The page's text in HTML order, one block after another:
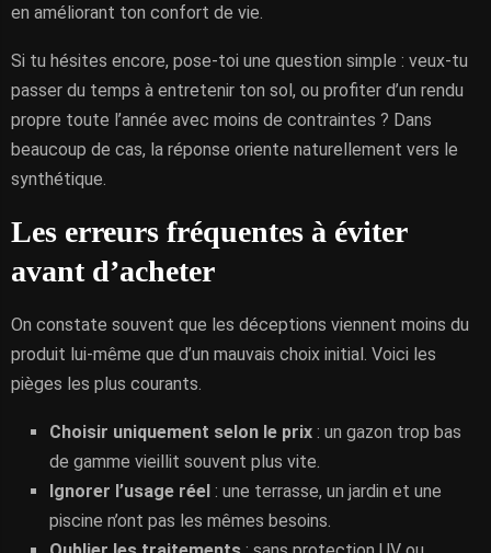
en améliorant ton confort de vie.
Si tu hésites encore, pose-toi une question simple : veux-tu
passer du temps à entretenir ton sol, ou profiter d’un rendu
propre toute l’année avec moins de contraintes ? Dans
beaucoup de cas, la réponse oriente naturellement vers le
synthétique.
Les erreurs fréquentes à éviter
avant d’acheter
On constate souvent que les déceptions viennent moins du
produit lui-même que d’un mauvais choix initial. Voici les
pièges les plus courants.
Choisir uniquement selon le prix : un gazon trop bas
de gamme vieillit souvent plus vite.
Ignorer l’usage réel : une terrasse, un jardin et une
piscine n’ont pas les mêmes besoins.